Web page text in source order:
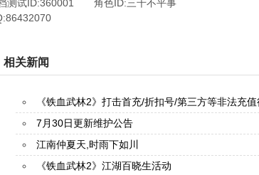
测试ID:360001 角色ID:三千不平事
相关新闻
《铁血武林2》打击首充/折扣号/第三方等非法充
7月30日更新维护公告
江南仲夏天,时雨下如川
《铁血武林2》江湖百晓生活动